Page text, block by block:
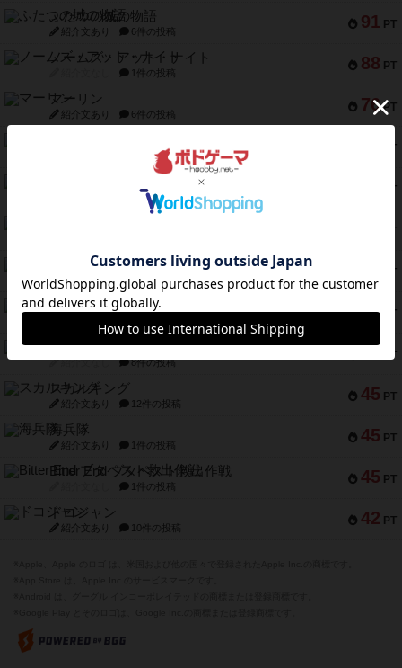
91 PT
ふたつの城の物語
紹介文あり 6件の投稿
88 PT
ノームズ・アット・ナイト
1件の投稿
76 PT
マーリン
紹介文あり 6件の投稿
PT
2件の投稿
PT
トランスオリエント・エクスプレス
1件の投稿
PT
紹介文あり 1件の投稿
PT
キャプテン・フリップ：イスラ・ボンバ
紹介文なし 2件の投稿
46 PT
ガルフストライク
PT
エコーズ・オブ・タイム
紹介文なし 8件の投稿
45 PT
スカルキング
紹介文あり 12件の投稿
45 PT
海兵隊
紹介文あり 1件の投稿
45 PT
Bitter End ブタペスト救出作戦
1件の投稿
42 PT
ドコジャン
紹介文あり 10件の投稿